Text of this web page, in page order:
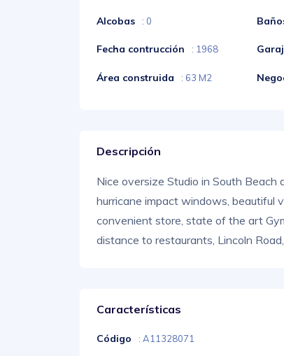
Alcobas : 0
Fecha contrucción : 1968
Área construida : 63 M2
Descripción
Nice oversize Studio in South Beach
hurricane impact windows, beautiful
convenient store, state of the art
distance to restaurants, Lincoln
Características
Código : A11328071